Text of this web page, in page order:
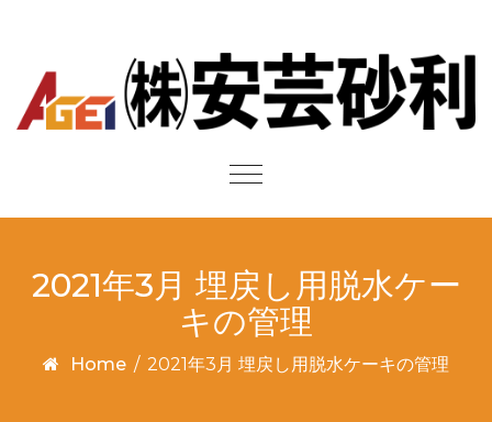
Toggle
2021年3月 埋戻し用脱水ケー
キの管理
Home / 2021年3月 埋戻し用脱水ケーキの管理